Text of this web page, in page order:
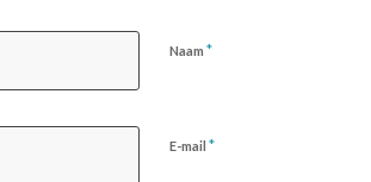
Naam *
E-mail *